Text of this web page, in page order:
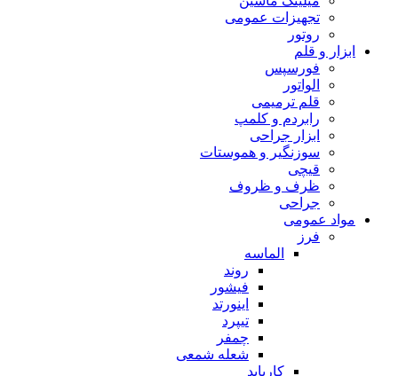
تجهیزات عمومی
روتور
ابزار و قلم
فورسپس
الواتور
قلم ترمیمی
رابردم و کلمپ
ابزار جراحی
سوزنگیر و هموستات
قیچی
ظرف و ظروف
جراحی
مواد عمومی
فرز
الماسه
روند
فیشور
اینورتد
تیپرد
چمفر
شعله شمعی
کارباید